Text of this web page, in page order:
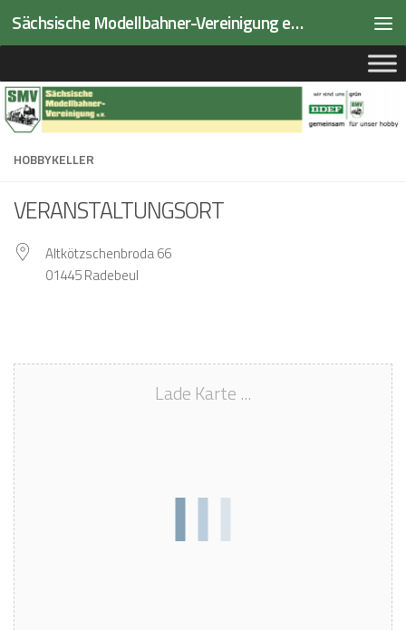
Zum Inhalt springen Sächsische Modellbahner-Vereinigung e.V.
HOBBYKELLER
VERANSTALTUNGSORT
Altkötzschenbroda 66
01445 Radebeul
Lade Karte ...